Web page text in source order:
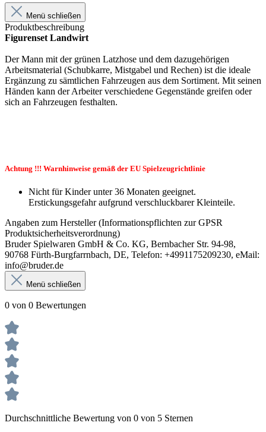
Menü schließen
Produktbeschreibung
Figurenset Landwirt
Der Mann mit der grünen Latzhose und dem dazugehörigen
Arbeitsmaterial (Schubkarre, Mistgabel und Rechen) ist die ideale
Ergänzung zu sämtlichen Fahrzeugen aus dem Sortiment. Mit seinen
Händen kann der Arbeiter verschiedene Gegenstände greifen oder
sich an Fahrzeugen festhalten.
Achtung !!! Warnhinweise gemäß der EU Spielzeugrichtlinie
Nicht für Kinder unter 36 Monaten geeignet.
Erstickungsgefahr aufgrund verschluckbarer Kleinteile.
Angaben zum Hersteller (Informationspflichten zur GPSR
Produktsicherheitsverordnung)
Bruder Spielwaren GmbH & Co. KG, Bernbacher Str. 94-98,
90768 Fürth-Burgfarrnbach, DE, Telefon: +4991175209230, eMail:
info@bruder.de
Menü schließen
0 von 0 Bewertungen
Durchschnittliche Bewertung von 0 von 5 Sternen